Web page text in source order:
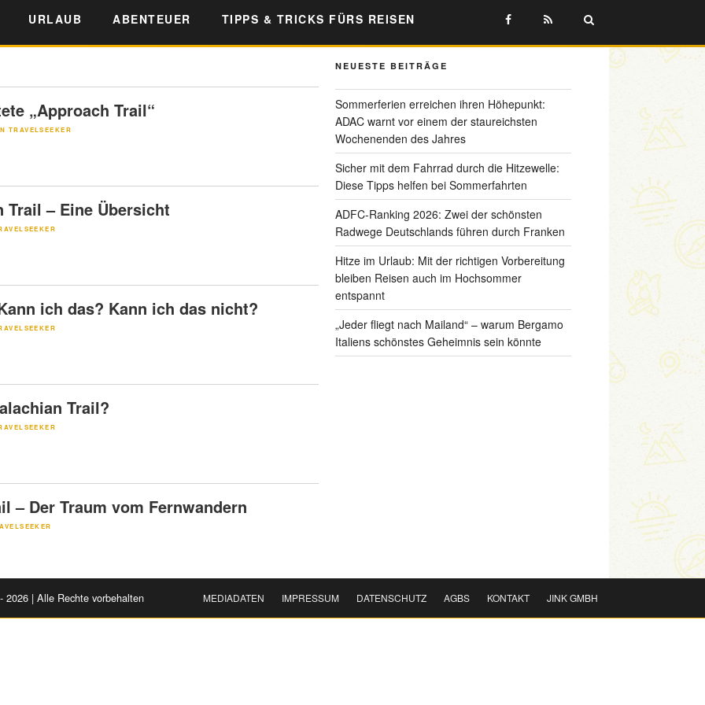
URLAUB ABENTEUER TIPPS & TRICKS FÜRS REISEN
„Approach Trail“
TRAVELSEEKER
Trail – Eine Übersicht
ich das? Kann ich das nicht?
Trail?
– Der Traum vom Fernwandern
NEUESTE BEITRÄGE
Sommerferien erreichen ihren Höhepunkt:
ADAC warnt vor einem der staureichsten
Wochenenden des Jahres
Sicher mit dem Fahrrad durch die Hitzewelle:
Diese Tipps helfen bei Sommerfahrten
ADFC-Ranking 2026: Zwei der schönsten
Radwege Deutschlands führen durch Franken
Hitze im Urlaub: Mit der richtigen Vorbereitung
bleiben Reisen auch im Hochsommer
entspannt
„Jeder fliegt nach Mailand“ – warum Bergamo
Italiens schönstes Geheimnis sein könnte
2026 | Alle Rechte vorbehalten MEDIADATEN IMPRESSUM DATENSCHUTZ AGBS KONTAKT JINK GMBH